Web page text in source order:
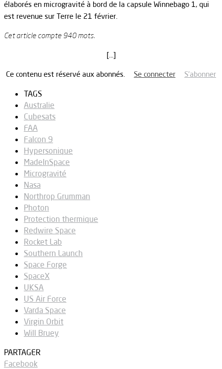
élaborés en microgravité à bord de la capsule Winnebago 1, qui
est revenue sur Terre le 21 février.
Cet article compte 940 mots.
[…]
Ce contenu est réservé aux abonnés. Se connecter S’abonner
TAGS
Australie
Cubesats
FAA
Falcon 9
Hypersonique
MadeInSpace
Microgravité
Nasa
Northrop Grumman
Photon
Protection thermique
Redwire Space
Rocket Lab
Southern Launch
Space Forge
SpaceX
UKSA
US Air Force
Varda Space
Virgin Orbit
Will Bruey
PARTAGER
Facebook